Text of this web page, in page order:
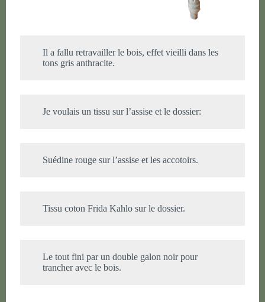
Il a fallu retravailler le bois, effet vieilli dans les
tons gris anthracite.
Je voulais un tissu sur l’assise et le dossier:
Suédine rouge sur l’assise et les accotoirs.
Tissu coton Frida Kahlo sur le dossier.
Le tout fini par un double galon noir pour
trancher avec le bois.